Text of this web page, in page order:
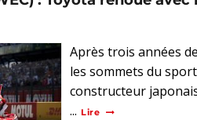
Après trois années
les sommets du
constructeur
... Lire